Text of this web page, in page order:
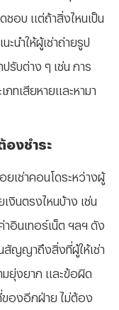
ชอบ แต่ถ้าสิ่งไหนเป็น
นำให้ผู้เช่าถ่ายรูป
รับต่าง ๆ เช่น การ
ภทเสียหายและหามา
องชำระ
เช่าคอนโดระหว่างผู้
เงินตรงไหนบ้าง เช่น
าอินเทอร์เน็ต ฯลฯ ดัง
นสัญญาถึงสิ่งที่ผู้ให้เช่า
มยุ่งยาก และข้อผิด
ของอีกฝ่าย ไม่ต้อง